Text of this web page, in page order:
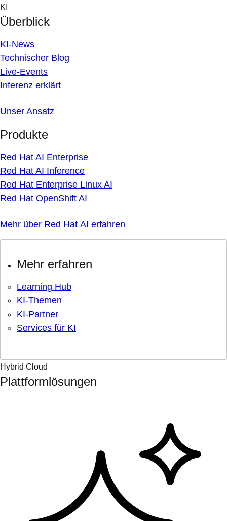
Skip
to
content
KI
Überblick
KI-News
Technischer Blog
Live-Events
Inferenz erklärt
Unser Ansatz
Produkte
Red Hat AI Enterprise
Red Hat AI Inference
Red Hat Enterprise Linux AI
Red Hat OpenShift AI
Mehr über Red Hat AI erfahren
Mehr erfahren
Learning Hub
KI-Themen
KI-Partner
Services für KI
Hybrid Cloud
Plattformlösungen